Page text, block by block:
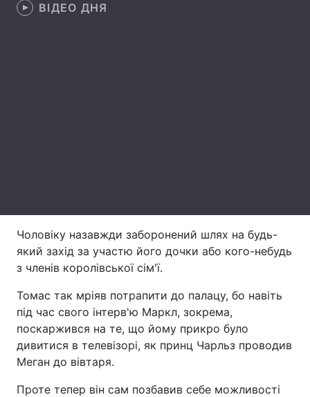
Екологія
Тема оформлення
ВІДЕО ДНЯ
Чоловіку назавжди заборонений шлях на будь-
який захід за участю його дочки або кого-небудь
з членів королівської сім'ї.
Томас так мріяв потрапити до палацу, бо навіть
під час свого інтерв'ю Маркл, зокрема,
поскаржився на те, що йому прикро було
дивитися в телевізорі, як принц Чарльз проводив
Меган до вівтаря.
Проте тепер він сам позбавив себе можливості